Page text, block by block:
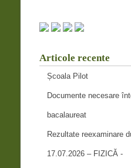
Articole recente
Școala Pilot
Documente necesare
bacalaureat
Rezultate reexaminare
17.07.2026 – FIZICĂ -